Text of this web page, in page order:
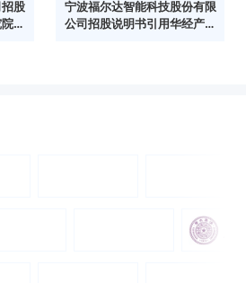
股
数
宁波福尔达智能科技股份有限
公司招股说明书引用华经产业